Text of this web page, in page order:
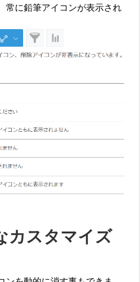
常に鉛筆アイコンが表示され
カスタマイズ